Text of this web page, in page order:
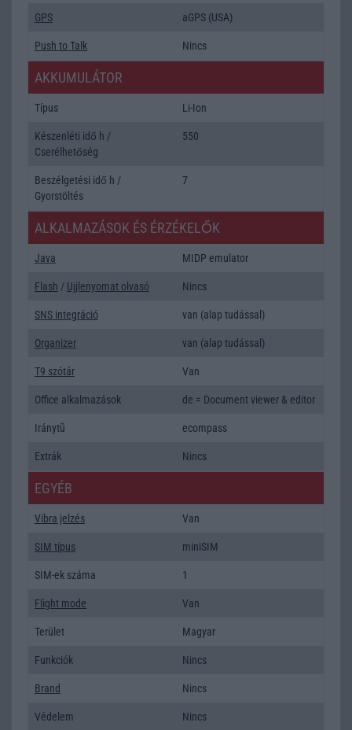
GPS aGPS (USA)
Push to Talk Nincs
AKKUMULÁTOR
Típus Li-Ion
Készenléti idő h /
Cserélhetőség
550
Beszélgetési idő h /
Gyorstöltés
7
ALKALMAZÁSOK ÉS ÉRZÉKELŐK
Java MIDP emulator
Flash / Ujjlenyomat olvasó Nincs
SNS integráció van (alap tudással)
Organizer van (alap tudással)
T9 szótár Van
Office alkalmazások de = Document viewer & editor
Iránytũ ecompass
Extrák Nincs
EGYÉB
Vibra jelzés Van
SIM típus miniSIM
SIM-ek száma 1
Flight mode Van
Terület Magyar
Funkciók Nincs
Brand Nincs
Védelem Nincs